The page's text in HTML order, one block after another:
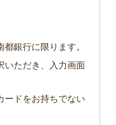
銀行に限ります。
いただき、入力画面
ードをお持ちでない